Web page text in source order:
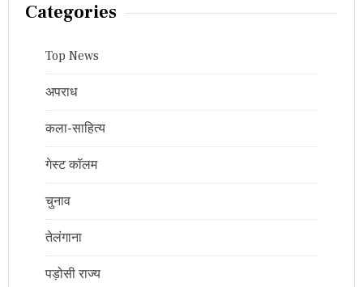
Categories
Top News
अपराध
कला-साहित्य
गेस्ट कॉलम
चुनाव
तेलंगाना
पड़ोसी राज्य